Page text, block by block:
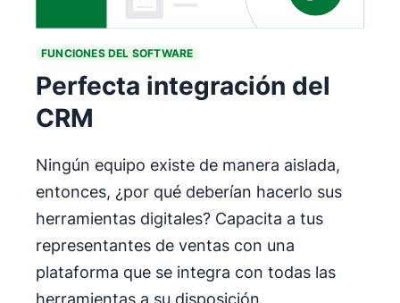
FUNCIONES DEL SOFTWARE
Perfecta integración del
CRM
Ningún equipo existe de manera aislada,
entonces, ¿por qué deberían hacerlo sus
herramientas digitales? Capacita a tus
representantes de ventas con una
plataforma que se integra con todas las
herramientas a su disposición.